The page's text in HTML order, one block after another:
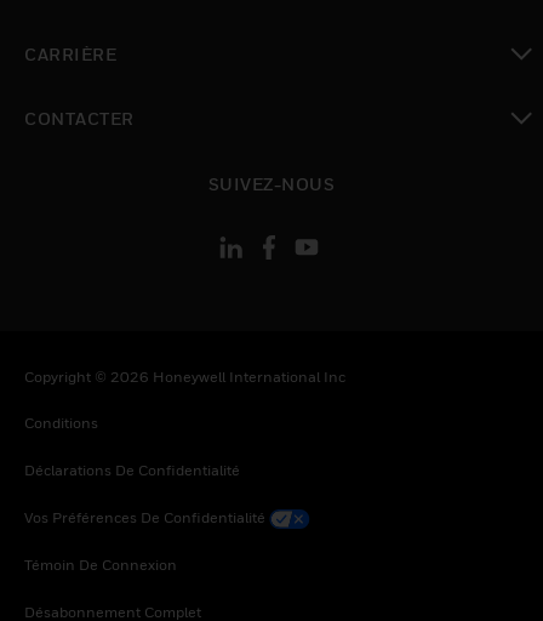
CARRIÈRE
CONTACTER
SUIVEZ-NOUS
Copyright © 2026 Honeywell International Inc
Conditions
Déclarations De Confidentialité
Vos Préférences De Confidentialité
Témoin De Connexion
Désabonnement Complet